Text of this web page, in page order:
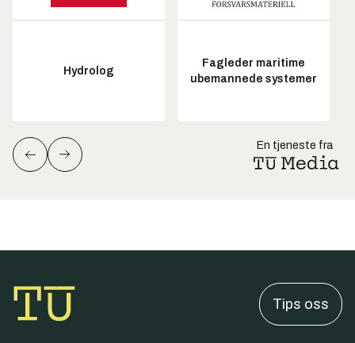
Hydrolog
Fagleder maritime
ubemannede systemer
En tjeneste fra
Tips oss